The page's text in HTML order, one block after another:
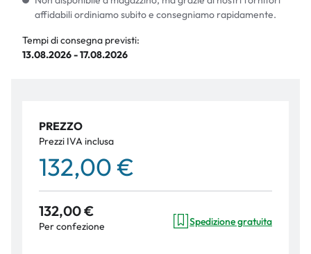
affidabili ordiniamo subito e consegniamo rapidamente.
Tempi di consegna previsti:
13.08.2026 - 17.08.2026
PREZZO
Prezzi IVA inclusa
132,00 €
132,00 €
Per confezione Spedizione gratuita